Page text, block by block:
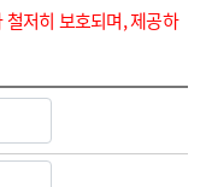
저히 보호되며, 제공하